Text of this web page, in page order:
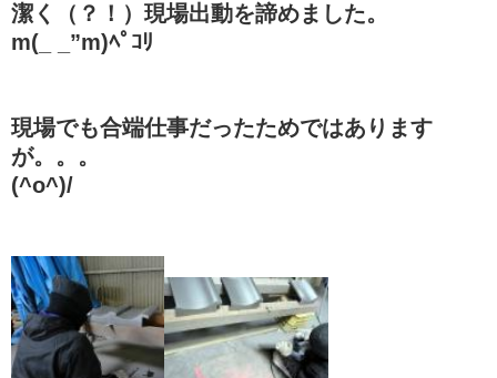
潔く（？！）現場出動を諦めました。
m(_ _”m)ﾍﾟｺﾘ
現場でも合端仕事だったためではあります
が。。。
(^o^)/